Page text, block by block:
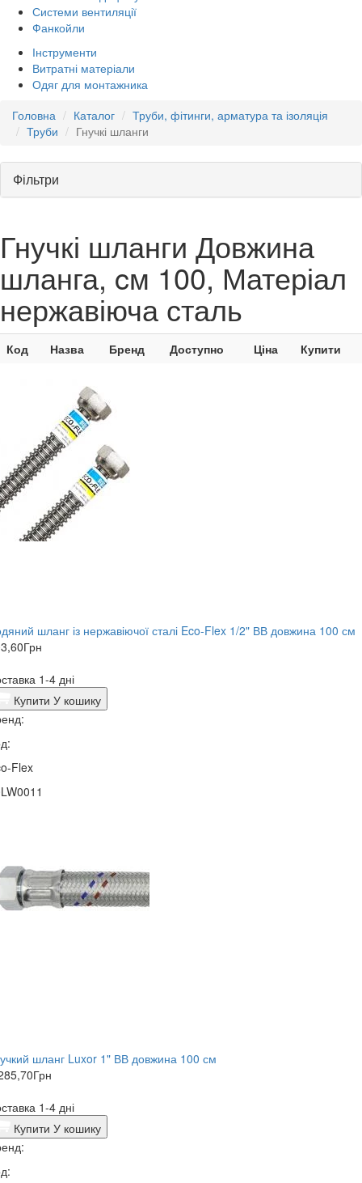
Системи вентиляції
Фанкойли
Інструменти
Витратні матеріали
Одяг для монтажника
Головна
Каталог
Труби, фітинги, арматура та ізоляція
Труби
Гнучкі шланги
Фільтри
Гнучкі шланги Довжина
шланга, cм 100, Матеріал
нержавіюча сталь
Код Назва Бренд Доступно Ціна Купити
шланг із нержавіючої сталі Eco-Flex 1/2" ВВ довжина 100 см
Грн
1-4 дні
Купити У кошику
Flex
шланг Luxor 1" ВВ довжина 100 см
Грн
1-4 дні
Купити У кошику